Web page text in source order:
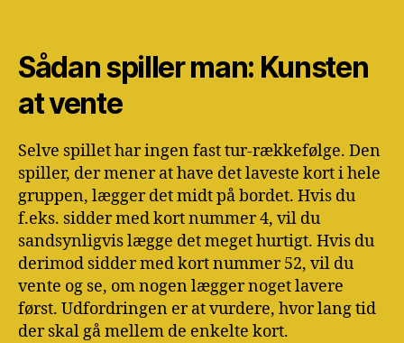
Sådan spiller man: Kunsten
at vente
Selve spillet har ingen fast tur-rækkefølge. Den
spiller, der mener at have det laveste kort i hele
gruppen, lægger det midt på bordet. Hvis du
f.eks. sidder med kort nummer 4, vil du
sandsynligvis lægge det meget hurtigt. Hvis du
derimod sidder med kort nummer 52, vil du
vente og se, om nogen lægger noget lavere
først. Udfordringen er at vurdere, hvor lang tid
der skal gå mellem de enkelte kort.